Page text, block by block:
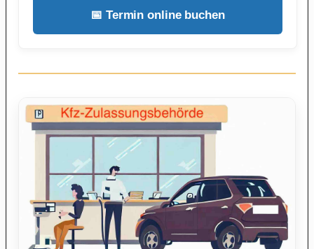
📅 Termin online buchen